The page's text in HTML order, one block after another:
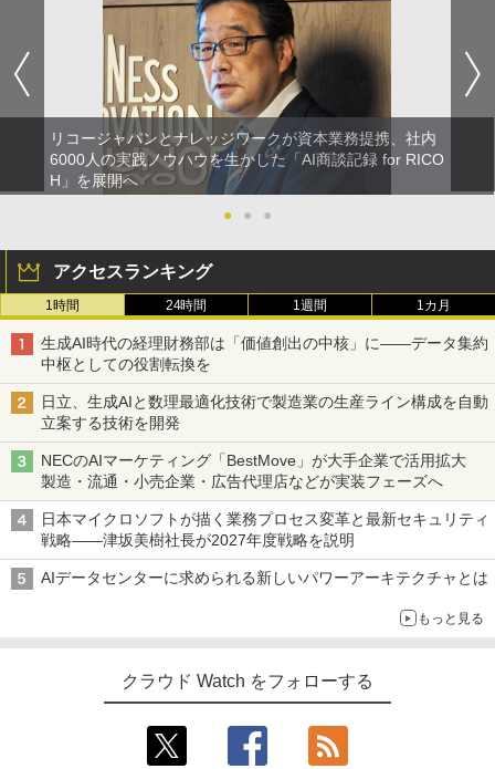
リコージャパンとナレッジワークが資本業務提携、社内
6000人の実践ノウハウを生かした「AI商談記録 for RICO
H」を展開へ
●
● ●
アクセスランキング
1時間 24時間 1週間 1カ月
生成AI時代の経理財務部は「価値創出の中核」に――データ集約
中枢としての役割転換を
日立、生成AIと数理最適化技術で製造業の生産ライン構成を自動
立案する技術を開発
NECのAIマーケティング「BestMove」が大手企業で活用拡大
製造・流通・小売企業・広告代理店などが実装フェーズへ
日本マイクロソフトが描く業務プロセス変革と最新セキュリティ
戦略――津坂美樹社長が2027年度戦略を説明
AIデータセンターに求められる新しいパワーアーキテクチャとは
もっと見る
クラウド Watch をフォローする